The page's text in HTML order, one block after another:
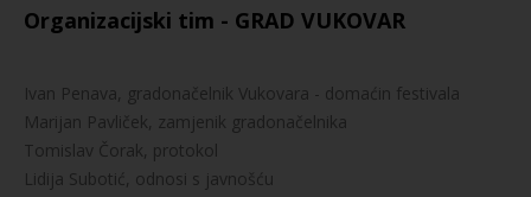
Organizacijski tim - GRAD VUKOVAR
Ivan Penava, gradonačelnik Vukovara - domaćin festivala
Marijan Pavliček, zamjenik gradonačelnika
Tomislav Čorak, protokol
Lidija Subotić, odnosi s javnošću